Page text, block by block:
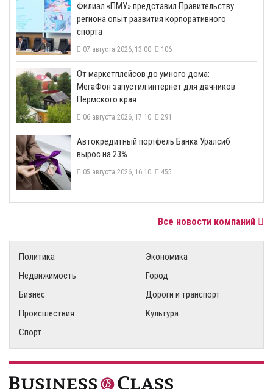
​Филиал «ПМУ» представил Правительству
региона опыт развития корпоративного
спорта
07 августа 2026, 13:00 106
От маркетплейсов до умного дома:
МегаФон запустил интернет для дачников
Пермского края
06 августа 2026, 17:10 291
​Автокредитный портфель Банка Уралсиб
вырос на 23%
05 августа 2026, 16:10 455
Все новости компаний
Политика
Экономика
Недвижимость
Город
Бизнес
Дороги и транспорт
Происшествия
Культура
Спорт